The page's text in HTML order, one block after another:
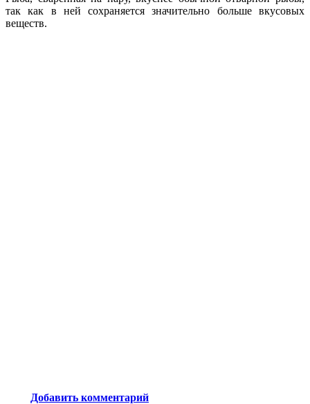
так как в ней сохраняется значительно больше вкусовых
веществ.
Добавить комментарий